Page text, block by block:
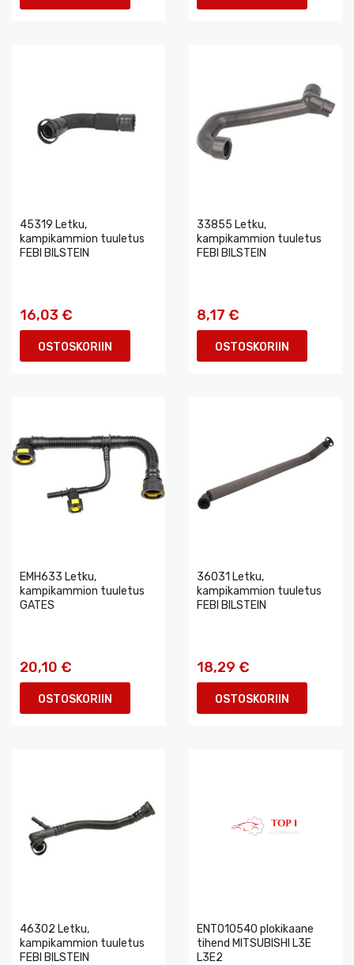
45319 Letku,
kampikammion tuuletus
FEBI BILSTEIN
16,03 €
OSTOSKORIIN
33855 Letku,
kampikammion tuuletus
FEBI BILSTEIN
8,17 €
OSTOSKORIIN
EMH633 Letku,
kampikammion tuuletus
GATES
20,10 €
OSTOSKORIIN
36031 Letku,
kampikammion tuuletus
FEBI BILSTEIN
18,29 €
OSTOSKORIIN
46302 Letku,
kampikammion tuuletus
FEBI BILSTEIN
ENT010540 plokikaane
tihend MITSUBISHI L3E
L3E2